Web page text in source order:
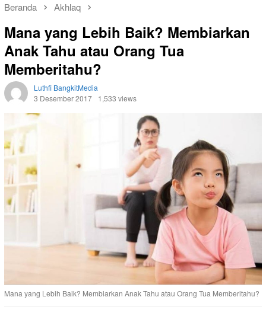
Beranda Akhlaq
Mana yang Lebih Baik? Membiarkan
Anak Tahu atau Orang Tua
Memberitahu?
Luthfi BangkitMedia
3 Desember 2017
1,533 views
Mana yang Lebih Baik? Membiarkan Anak Tahu atau Orang Tua Memberitahu?